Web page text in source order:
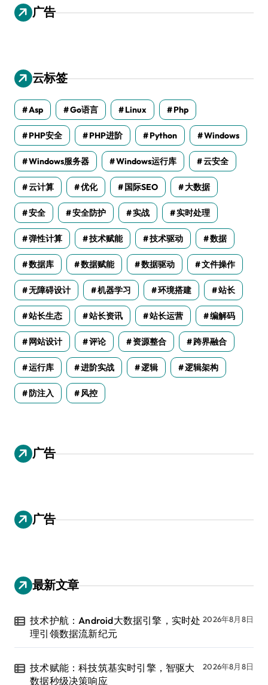
广告
云标签
Asp Go语言 Linux Php
PHP安全 PHP进阶 Python Windows
Windows服务器 Windows运行库 云安全
云计算 优化 国际SEO 大数据
安全 安全防护 实战 实时处理
弹性计算 技术赋能 技术驱动 数据
数据库 数据赋能 数据驱动 文件操作
无障碍设计 机器学习 环境搭建 站长
站长生态 站长资讯 站长运营 编解码
网站设计 评论 资源整合 跨界融合
运行库 进阶实战 逻辑 逻辑架构
防注入 风控
广告
广告
最新文章
技术护航：Android大数据引擎，实时处
理引领数据流新纪元
2026年8月8日
技术赋能：科技筑基实时引擎，智驱大
数据秒级决策响应
2026年8月8日